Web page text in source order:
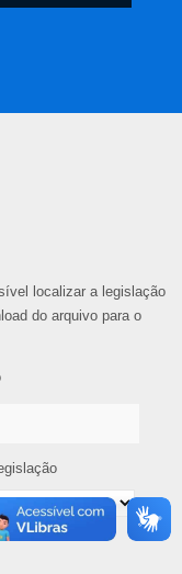
localizar a legislação
do arquivo para o